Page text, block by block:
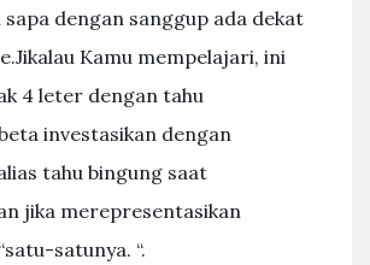
dengan sanggup ada dekat
Kamu mempelajari, ini
4 leter dengan tahu
investasikan dengan
tahu bingung saat
jika merepresentasikan
satunya. “.